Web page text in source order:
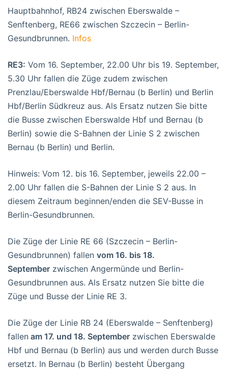
Hauptbahnhof, RB24 zwischen Eberswalde –
Senftenberg, RE66 zwischen Szczecin – Berlin-
Gesundbrunnen. Infos
RE3: Vom 16. September, 22.00 Uhr bis 19. September,
5.30 Uhr fallen die Züge zudem zwischen
Prenzlau/Eberswalde Hbf/Bernau (b Berlin) und Berlin
Hbf/Berlin Südkreuz aus. Als Ersatz nutzen Sie bitte
die Busse zwischen Eberswalde Hbf und Bernau (b
Berlin) sowie die S-Bahnen der Linie S 2 zwischen
Bernau (b Berlin) und Berlin.
Hinweis: Vom 12. bis 16. September, jeweils 22.00 –
2.00 Uhr fallen die S-Bahnen der Linie S 2 aus. In
diesem Zeitraum beginnen/enden die SEV-Busse in
Berlin-Gesundbrunnen.
Die Züge der Linie RE 66 (Szczecin – Berlin-
Gesundbrunnen) fallen vom 16. bis 18.
September zwischen Angermünde und Berlin-
Gesundbrunnen aus. Als Ersatz nutzen Sie bitte die
Züge und Busse der Linie RE 3.
Die Züge der Linie RB 24 (Eberswalde – Senftenberg)
fallen am 17. und 18. September zwischen Eberswalde
Hbf und Bernau (b Berlin) aus und werden durch Busse
ersetzt. In Bernau (b Berlin) besteht Übergang